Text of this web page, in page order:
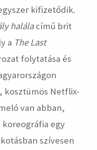
kifizetődik.
halálacímű brit
a The Last
folytatása és
kosztümös Netflix-
van abban,
koreográfia egy
szívesen